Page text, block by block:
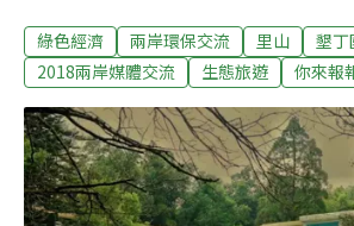
邀請中國媒體記者，以中國、媒體人的
而美的綠色經濟案例，對照兩岸能源、
大地水氣蒸發。墾丁國家公園社頂自
到處可見被野豬拱翻的土壤。解說員
在尋找蚯蚓。這個季節，蚯蚓要從乾
低處，途經這些小路時，就成了野豬
綠色經濟 兩岸環保交流 里山
墾丁
2018兩岸媒體交流
生態旅遊 你來報